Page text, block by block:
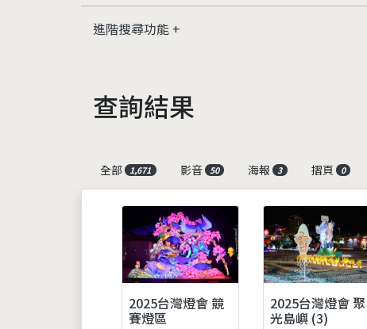
進階搜尋功能
查詢結果
全部
1,671 影音 50 海報 3 摺頁 0
2025台灣燈會 競
賽燈區
2025台灣燈會 聚
光島嶼 (3)